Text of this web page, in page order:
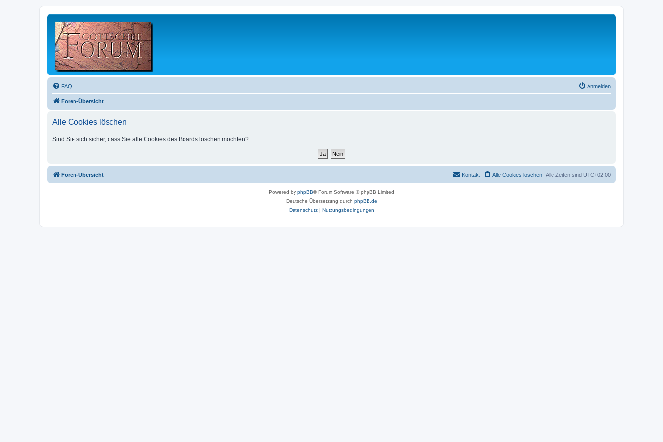
FAQ Anmelden
Foren-Übersicht
Alle Cookies löschen
Sind Sie sich sicher, dass Sie alle Cookies des Boards löschen möchten?
Foren-Übersicht Alle Zeiten sind UTC+02:00
Alle Cookies löschen
Kontakt
Powered by phpBB® Forum Software © phpBB Limited
Deutsche Übersetzung durch phpBB.de
Datenschutz| Nutzungsbedingungen